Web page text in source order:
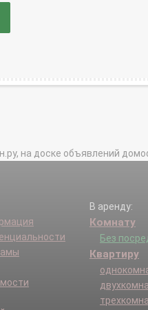
на доске объявлений
В аренду:
Комнату
Без
Квартиру